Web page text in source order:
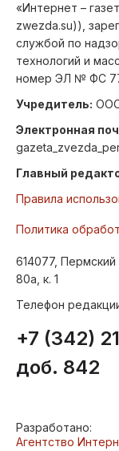
«Интернет –
zwezda.su)),
службой по
технологий и
номер ЭЛ № ФС
Учредитель:
Электронная
Главный
Правила
Политика
614077, Пермский
80а, к. 1
Телефон
+7 (342)
доб. 842
Разработано:
Агентство